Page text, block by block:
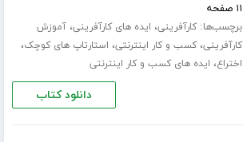
۱۱ صفحه
برچسب‌ها:کارآفرینی، ایده های کارآفرینی،آموزش
کارآفرینی،کسب و کار اینترنتی، استارتاپ های کوچک،
اختراع، ایده های کسب و کار اینترنتی
دانلود کتاب